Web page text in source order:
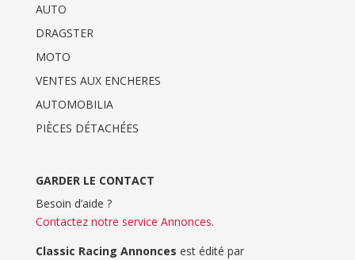
AUTO
DRAGSTER
MOTO
VENTES AUX ENCHERES
AUTOMOBILIA
PIÈCES DÉTACHÉES
GARDER LE CONTACT
Besoin d’aide ?
Contactez notre service Annonces.
Classic Racing Annonces est édité par